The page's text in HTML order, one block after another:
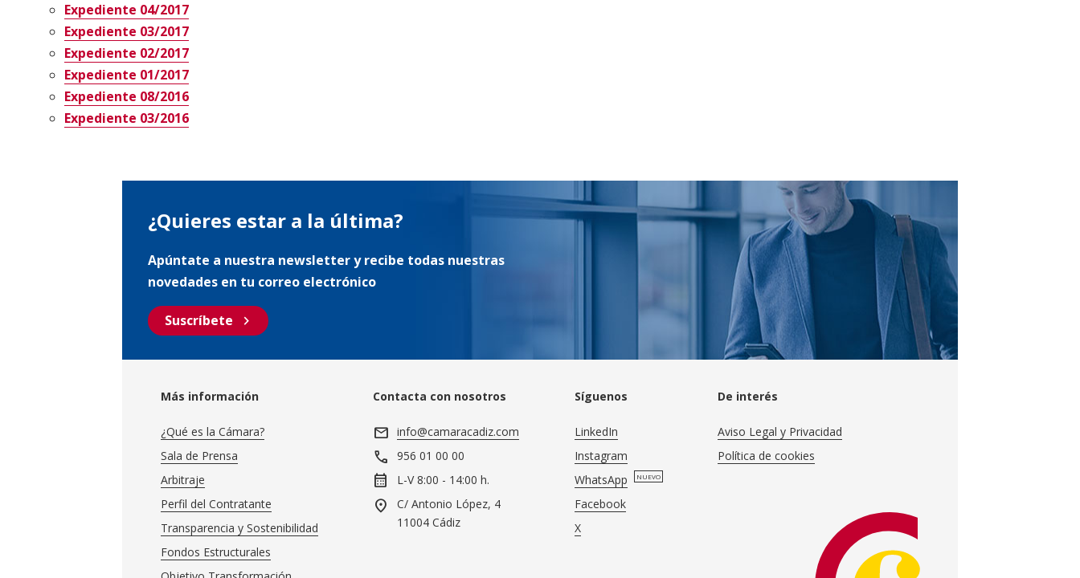
Expediente 04/2017
Expediente 03/2017
Expediente 02/2017
Expediente 01/2017
Expediente 08/2016
Expediente 03/2016
¿Quieres estar a la última?
Apúntate a nuestra newsletter y recibe todas nuestras
novedades en tu correo electrónico
Suscríbete chevron_right
Más información
¿Qué es la Cámara?
Sala de Prensa
Arbitraje
Perfil del Contratante
Transparencia y Sostenibilidad
Fondos Estructurales
Contacta con nosotros
mail info@camaracadiz.com
call 956 01 00 00
calendar_month L-V 8:00 - 14:00 h.
location_on
C/ Antonio López, 4
11004 Cádiz
Síguenos
LinkedIn
Instagram
WhatsApp
NUEVO
Facebook
X
De interés
Aviso Legal y Privacidad
Política de cookies